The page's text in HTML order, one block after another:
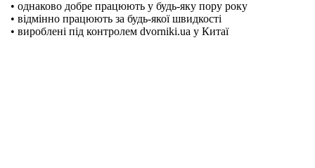
• однаково добре працюють у будь-яку пору року
• відмінно працюють за будь-якої швидкості
• вироблені під контролем dvorniki.ua у Китаї